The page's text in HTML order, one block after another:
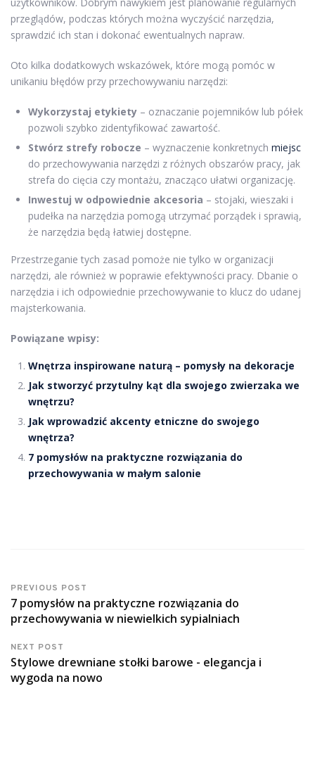
przeglądów, podczas których można wyczyścić narzędzia,
sprawdzić ich stan i dokonać ewentualnych napraw.
Oto kilka dodatkowych wskazówek, które mogą pomóc w
unikaniu błędów przy przechowywaniu narzędzi:
Wykorzystaj etykiety – oznaczanie pojemników lub półek
pozwoli szybko zidentyfikować zawartość.
Stwórz strefy robocze – wyznaczenie konkretnych miejsc
do przechowywania narzędzi z różnych obszarów pracy, jak
strefa do cięcia czy montażu, znacząco ułatwi organizację.
Inwestuj w odpowiednie akcesoria – stojaki, wieszaki i
pudełka na narzędzia pomogą utrzymać porządek i sprawią,
że narzędzia będą łatwiej dostępne.
Przestrzeganie tych zasad pomoże nie tylko w organizacji
narzędzi, ale również w poprawie efektywności pracy. Dbanie o
narzędzia i ich odpowiednie przechowywanie to klucz do udanej
majsterkowania.
Powiązane wpisy:
Wnętrza inspirowane naturą – pomysły na dekoracje
Jak stworzyć przytulny kąt dla swojego zwierzaka we
wnętrzu?
Jak wprowadzić akcenty etniczne do swojego
wnętrza?
7 pomysłów na praktyczne rozwiązania do
przechowywania w małym salonie
PREVIOUS POST
7 pomysłów na praktyczne rozwiązania do
przechowywania w niewielkich sypialniach
NEXT POST
Stylowe drewniane stołki barowe - elegancja i
wygoda na nowo